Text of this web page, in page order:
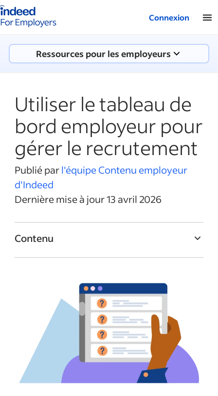
Indeed - Entreprises
Connexion
Ressources pour les employeurs
Utiliser le tableau de
bord employeur pour
gérer le recrutement
Publié parl'équipe Contenu employeur
d'Indeed
Dernière mise à jour 13 avril 2026
Contenu
Gérez vos offres d’emploi
Évaluez vos candidatures
Suivez votre progression